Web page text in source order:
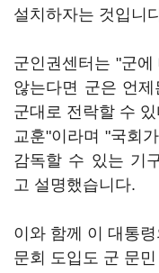
설치하자는 것입니
군인권센터는 "군에
않는다면 군은 언
군대로 전락할 수
교훈"이라며 "국회
감독할 수 있는 기
고 설명했습니다.
이와 함께 이 대통
문회 도입도 군 문